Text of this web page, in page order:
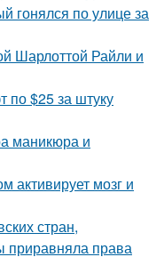
гонялся по улице за
Шарлоттой Райли и
по $25 за штуку
маникюра и
активирует мозг и
стран,
приравняла права